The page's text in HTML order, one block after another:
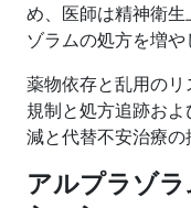
め、医師は精神衛
ゾラムの処方を増や
薬物依存と乱用の
規制と処方追跡お
減と代替不安治療の
アルプラゾ